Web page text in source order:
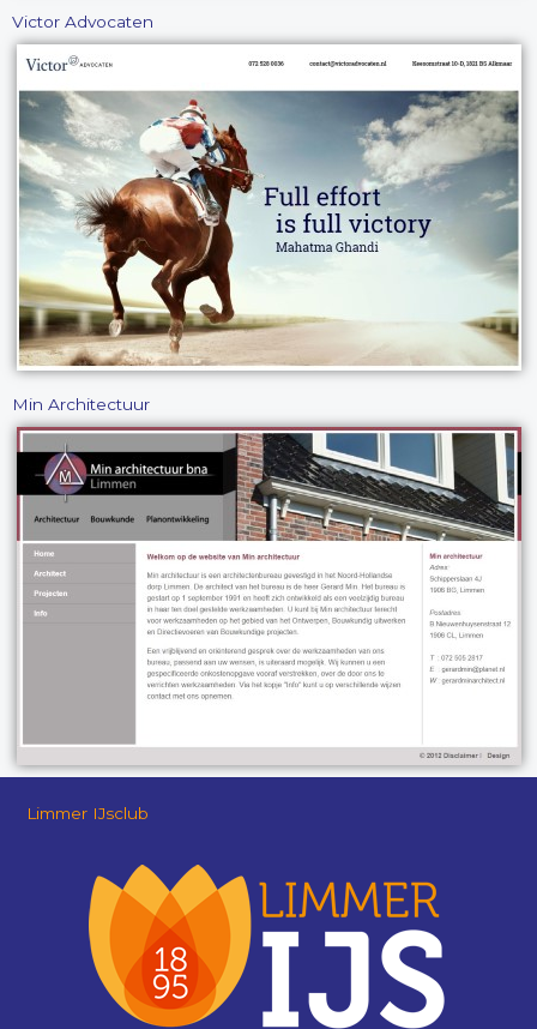
Victor Advocaten
Min Architectuur
Limmer IJsclub